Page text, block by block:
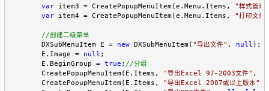
var item3 = CreatePopupMenuItem(e.Menu.Items, "样式管理
var item4 = CreatePopupMenuItem(e.Menu.Items, "打印文件
//创建二级菜单
        DXSubMenuItem E =
new DXSubMenuItem( "导出文件" , null );
        E.Image =
null ;
        E.BeginGroup =
true ; //分组
        CreatePopupMenuItem(E.Items,
"导出Excel 97~2003文件" ,
        CreatePopupMenuItem(E.Items,
"导出Excel 2007或以上版本"